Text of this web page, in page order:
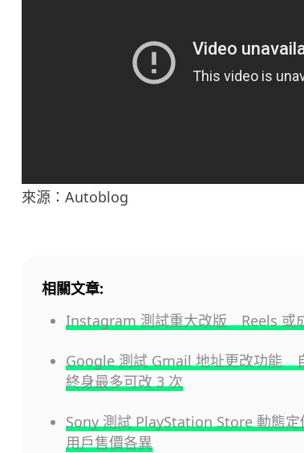
來源：Autoblog
相關文章:
Instagram 測試重大改版 Reels 或
Google 測試 Gmail 地址更改功能
終身最多可改 3 次
Sony 測試 PlayStation Store 動態
用戶售價各異